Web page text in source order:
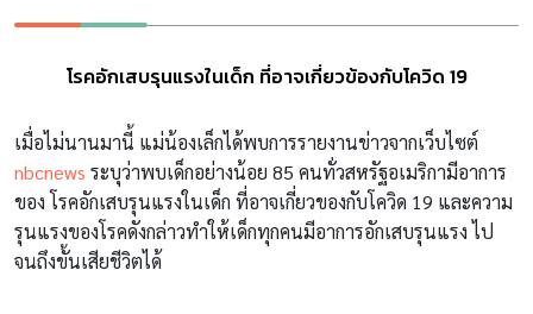
โรคอักเสบรุนแรงในเด็ก ที่อาจเกี่ยวข้องกับโควิด 19
เมื่อไม่นานมานี้ แม่น้องเล็กได้พบการรายงานข่าวจากเว็บไซต์
nbcnews ระบุว่าพบเด็กอย่างน้อย 85 คนทั่วสหรัฐอเมริกามีอาการ
ของโรคอักเสบรุนแรงในเด็ก ที่อาจเกี่ยวของกับโควิด 19 และความ
รุนแรงของโรคดังกล่าวทำให้เด็กทุกคนมีอาการอักเสบรุนแรง ไป
จนถึงขั้นเสียชีวิตได้